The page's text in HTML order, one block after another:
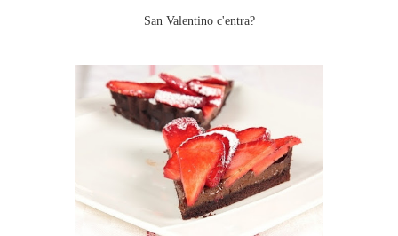
San Valentino c'entra?